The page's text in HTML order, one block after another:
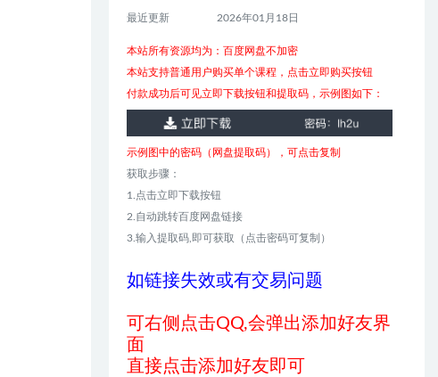
最近更新 2026年01月18日
本站所有资源均为：百度网盘不加密
本站支持普通用户购买单个课程，点击立即购买按钮
付款成功后可见立即下载按钮和提取码，示例图如下：
示例图中的密码（网盘提取码），可点击复制
获取步骤：
1.点击立即下载按钮
2.自动跳转百度网盘链接
3.输入提取码,即可获取（点击密码可复制）
如链接失效或有交易问题
可右侧点击QQ,会弹出添加好友界
面
直接点击添加好友即可